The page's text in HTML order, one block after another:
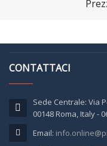
CONTATTACI
Sede Centrale: Via
00148 Roma, Italy -
Email: